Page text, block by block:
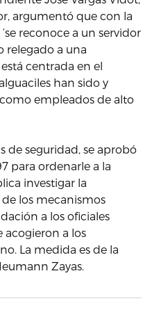
argumentó que con la
reconoce a un servidor
relegado a una
centrada en el
han sido y
empleados de alto
de seguridad, se aprobó
para ordenarle a la
investigar la
los mecanismos
a los oficiales
acogieron a los
La medida es de la
Zayas.